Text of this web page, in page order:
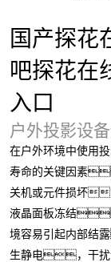
国产探花
吧探花在
入口
户外投影设
在户外环境中使用
寿命的关键因素
关机或元件损坏
液晶面板冻结
境容易引起内部结
生静电，干